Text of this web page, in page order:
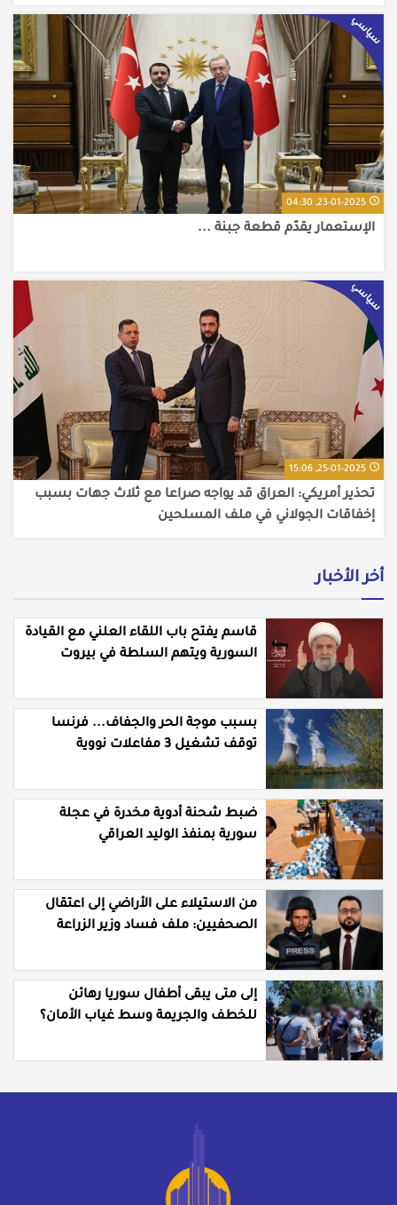
سياسي
23-01-2025, 04:30
الإستعمار يقدّم قطعة جبنة ...
سياسي
25-01-2025, 15:06
تحذير أمريكي: العراق قد يواجه صراعا مع ثلاث جهات بسبب
إخفاقات الجولاني في ملف المسلحين
أخر الأخبار
قاسم يفتح باب اللقاء العلني مع القيادة
السورية ويتهم السلطة في بيروت
بسبب موجة الحر والجفاف... فرنسا
توقف تشغيل 3 مفاعلات نووية
ضبط شحنة أدوية مخدرة في عجلة
سورية بمنفذ الوليد العراقي
من الاستيلاء على الأراضي إلى اعتقال
الصحفيين: ملف فساد وزير الزراعة
إلى متى يبقى أطفال سوريا رهائن
للخطف والجريمة وسط غياب الأمان؟